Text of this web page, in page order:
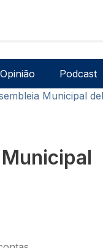
Opinião Podcast
Municipal